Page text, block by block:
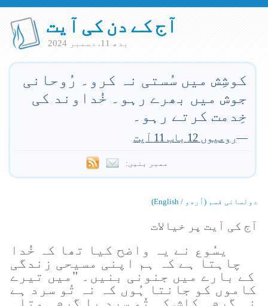
آج کے دن کی آیت
بدھ 11. دسمبر 2024
کوشِش میں سُستی نہ کرو۔ رُوحانی
جوش میں بھرے رہو۔ خُداوند کی
خِدمت کرتے رہو۔
—رومیوں 12 باب 11 آیت
ممبر بنیں:
دولسانی قسم (اُردو / English)
آج کی آیت پر خیالات
یسُوع نے یہ واضح کیا تھا کہ خُدا
چاہتا ہے کہ ہم اپنی مسیحی زندگی
کے بارے میں جنونی بنیں۔ "میں تیرے
کاموں کو جانتا ہُوں کہ نہ تُو سرد ہے
نہ گرم۔ کاش کہ تُو سرد یا گرم ہوتا۔